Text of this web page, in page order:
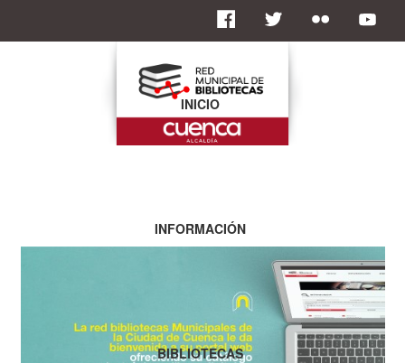
INICIO
INFORMACIÓN
BIBLIOTECAS